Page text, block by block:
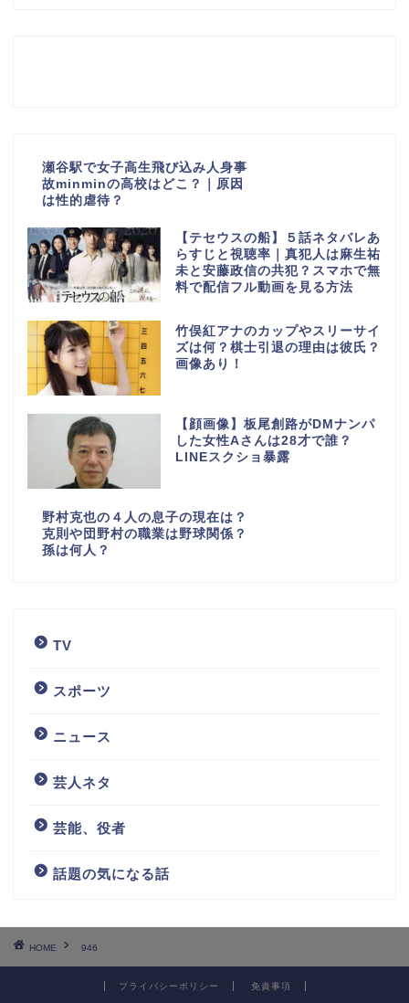
瀬谷駅で女子高生飛び込み人身事
故minminの高校はどこ？｜原因
は性的虐待？
【テセウスの船】５話ネタバレあ
らすじと視聴率｜真犯人は麻生祐
未と安藤政信の共犯？スマホで無
料で配信フル動画を見る方法
竹俣紅アナのカップやスリーサイ
ズは何？棋士引退の理由は彼氏？
画像あり！
【顔画像】板尾創路がDMナンパ
した女性Aさんは28才で誰？
LINEスクショ暴露
野村克也の４人の息子の現在は？
克則や団野村の職業は野球関係？
孫は何人？
TV
スポーツ
ニュース
芸人ネタ
芸能、役者
話題の気になる話
HOME 946
プライバシーポリシー 免責事項